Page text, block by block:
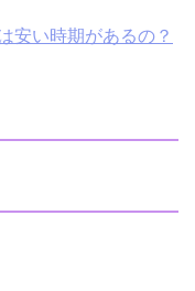
安い時期があるの？